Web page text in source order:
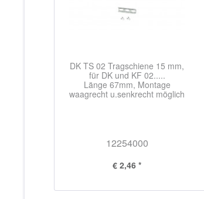
DK TS 02 Tragschiene 15 mm,
für DK und KF 02.....
Länge 67mm, Montage
waagrecht u.senkrecht möglich
12254000
€ 2,46 *